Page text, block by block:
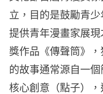
立，目的是鼓勵青
提供青年漫畫家展
獎作品《傳聲筒》
的故事通常源自一
核心創意（點子）